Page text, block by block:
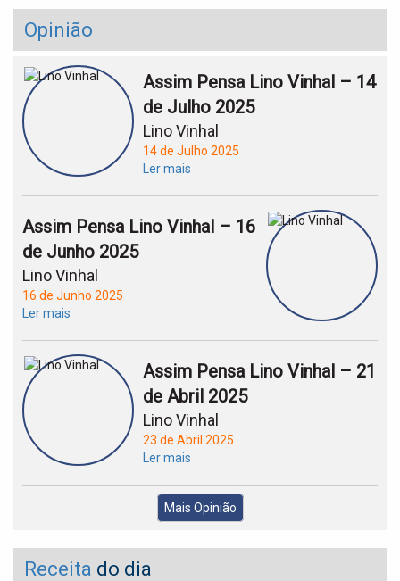
Opinião
Assim Pensa Lino Vinhal – 14
de Julho 2025
Lino Vinhal
14 de Julho 2025
Ler mais
Assim Pensa Lino Vinhal – 16
de Junho 2025
Lino Vinhal
16 de Junho 2025
Ler mais
Assim Pensa Lino Vinhal – 21
de Abril 2025
Lino Vinhal
23 de Abril 2025
Ler mais
Mais Opinião
Receita do dia